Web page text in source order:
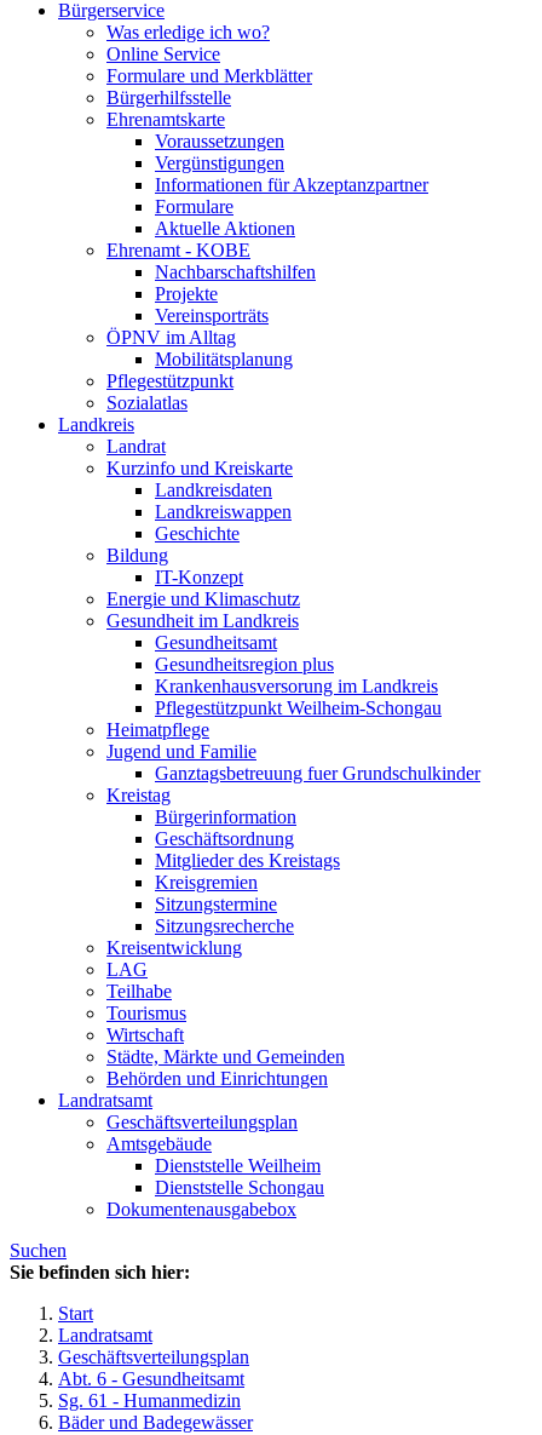
Bürgerservice
Was erledige ich wo?
Online Service
Formulare und Merkblätter
Bürgerhilfsstelle
Ehrenamtskarte
Voraussetzungen
Vergünstigungen
Informationen für Akzeptanzpartner
Formulare
Aktuelle Aktionen
Ehrenamt - KOBE
Nachbarschaftshilfen
Projekte
Vereinsporträts
ÖPNV im Alltag
Mobilitätsplanung
Pflegestützpunkt
Sozialatlas
Landkreis
Landrat
Kurzinfo und Kreiskarte
Landkreisdaten
Landkreiswappen
Geschichte
Bildung
IT-Konzept
Energie und Klimaschutz
Gesundheit im Landkreis
Gesundheitsamt
Gesundheitsregion plus
Krankenhausversorung im Landkreis
Pflegestützpunkt Weilheim-Schongau
Heimatpflege
Jugend und Familie
Ganztagsbetreuung fuer Grundschulkinder
Kreistag
Bürgerinformation
Geschäftsordnung
Mitglieder des Kreistags
Kreisgremien
Sitzungstermine
Sitzungsrecherche
Kreisentwicklung
LAG
Teilhabe
Tourismus
Wirtschaft
Städte, Märkte und Gemeinden
Behörden und Einrichtungen
Landratsamt
Geschäftsverteilungsplan
Amtsgebäude
Dienststelle Weilheim
Dienststelle Schongau
Dokumentenausgabebox
Suchen
Sie befinden sich hier:
Start
Landratsamt
Geschäftsverteilungsplan
Abt. 6 - Gesundheitsamt
Sg. 61 - Humanmedizin
Bäder und Badegewässer